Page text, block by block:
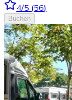
4/5 (56)
Buchen